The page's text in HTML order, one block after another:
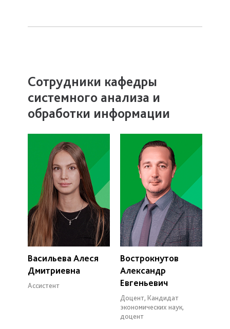
Сотрудники кафедры
системного анализа и
обработки информации
Васильева Алеся
Дмитриевна
Ассистент
Вострокнутов
Александр
Евгеньевич
Доцент, Кандидат
экономических наук,
доцент